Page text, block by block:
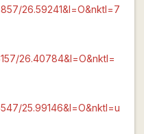
26.59241&l=O&nktl=7
26.40784&l=O&nktl=
25.99146&l=O&nktl=u